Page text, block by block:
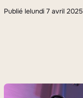
Publié lelundi 7 avril 2025